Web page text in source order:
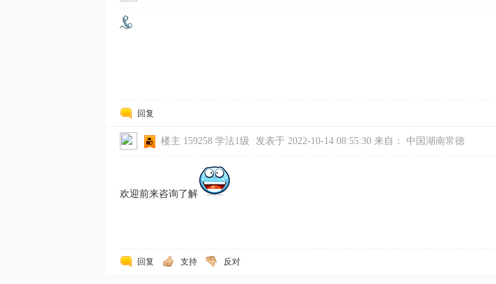
回复
楼主 159258 学法1级 发表于 2022-10-14 08:55:30 来自： 中国湖南常德
欢迎前来咨询了解
回复 支持 反对